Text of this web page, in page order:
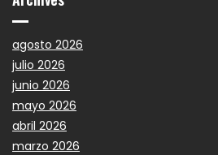
agosto 2026
julio 2026
junio 2026
mayo 2026
abril 2026
marzo 2026